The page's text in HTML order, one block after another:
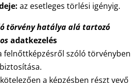
az esetleges törlési igényig.
törvény hatálya alá tartozó
adatkezelés
felnőttképzésről szóló törvényben
kötelezően a képzésben részt vevő